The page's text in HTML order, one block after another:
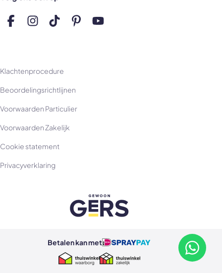
Volg ons op Facebook
Volg ons op Instagram
Volg ons op TikTok
Volg ons op Pinterest
Volg ons op YouTube
Neem
Klachtenprocedure
Beoordelingsrichtlijnen
Voorwaarden Particulier
Voorwaarden Zakelijk
Cookie statement
Privacyverklaring
Betalen kan metBetalen kan met ideal
Betalen kan met spraypay
Thuiswinkel WaarborgThuiswinkel Zakelijk